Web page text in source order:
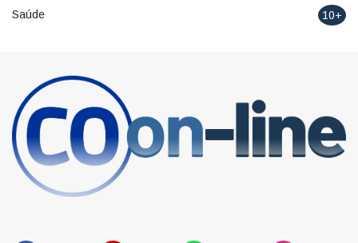
Saúde 10+